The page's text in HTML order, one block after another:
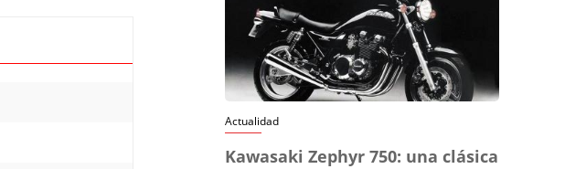
Actualidad
Kawasaki Zephyr 750: una clásica